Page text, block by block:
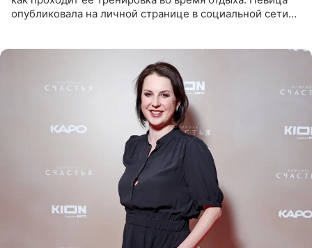
опубликовала на личной странице в социальной сети